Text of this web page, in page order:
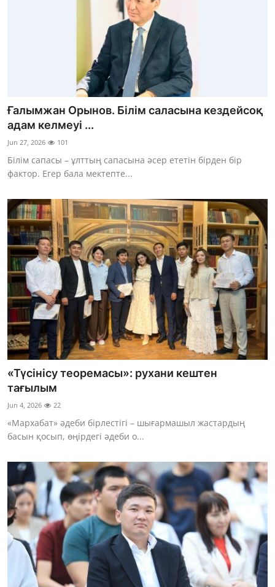
Ғалымжан Орынов. Білім саласына кездейсоқ
адам келмеуі ...
Jun 27, 2026 101
Білім сапасы – ұлттың сапасына әсер ететін бірден бір
фактор. Егер бала мектепте...
«Түсінісу теоремасы»: рухани кештен
тағылым
Jun 4, 2026 22
«Мархабат» әдеби бірлестігі – шығармашыл жастардың
басын қосып, өңірдегі әдеби о...